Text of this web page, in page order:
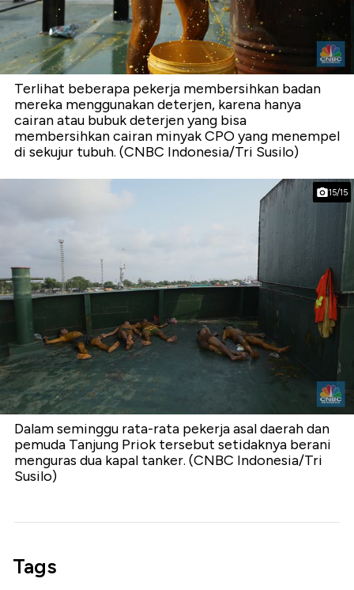
Terlihat beberapa pekerja membersihkan badan
mereka menggunakan deterjen, karena hanya
cairan atau bubuk deterjen yang bisa
membersihkan cairan minyak CPO yang menempel
di sekujur tubuh. (CNBC Indonesia/Tri Susilo)
15/15
Dalam seminggu rata-rata pekerja asal daerah dan
pemuda Tanjung Priok tersebut setidaknya berani
menguras dua kapal tanker. (CNBC Indonesia/Tri
Susilo)
Tags